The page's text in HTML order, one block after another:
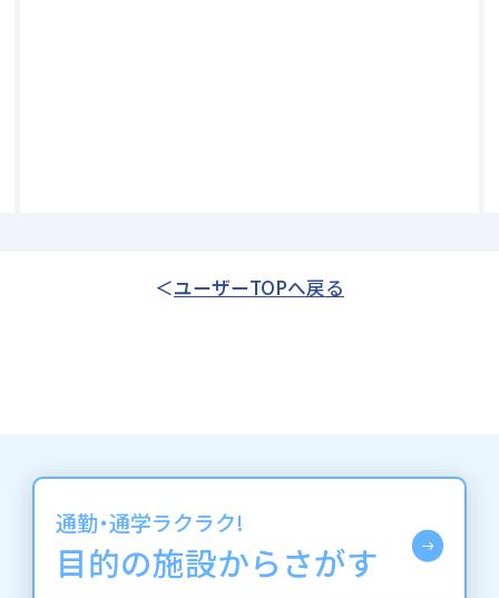
ユーザーTOPへ戻る
通勤・通学ラクラク!
目的の施設からさがす